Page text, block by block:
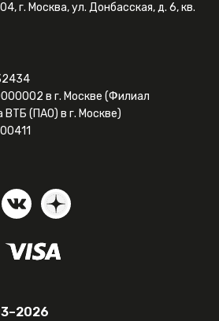
г. Москва, ул. Донбасская, д. 6, кв.
в г. Москве (Филиал
(ПАО) в г. Москве)